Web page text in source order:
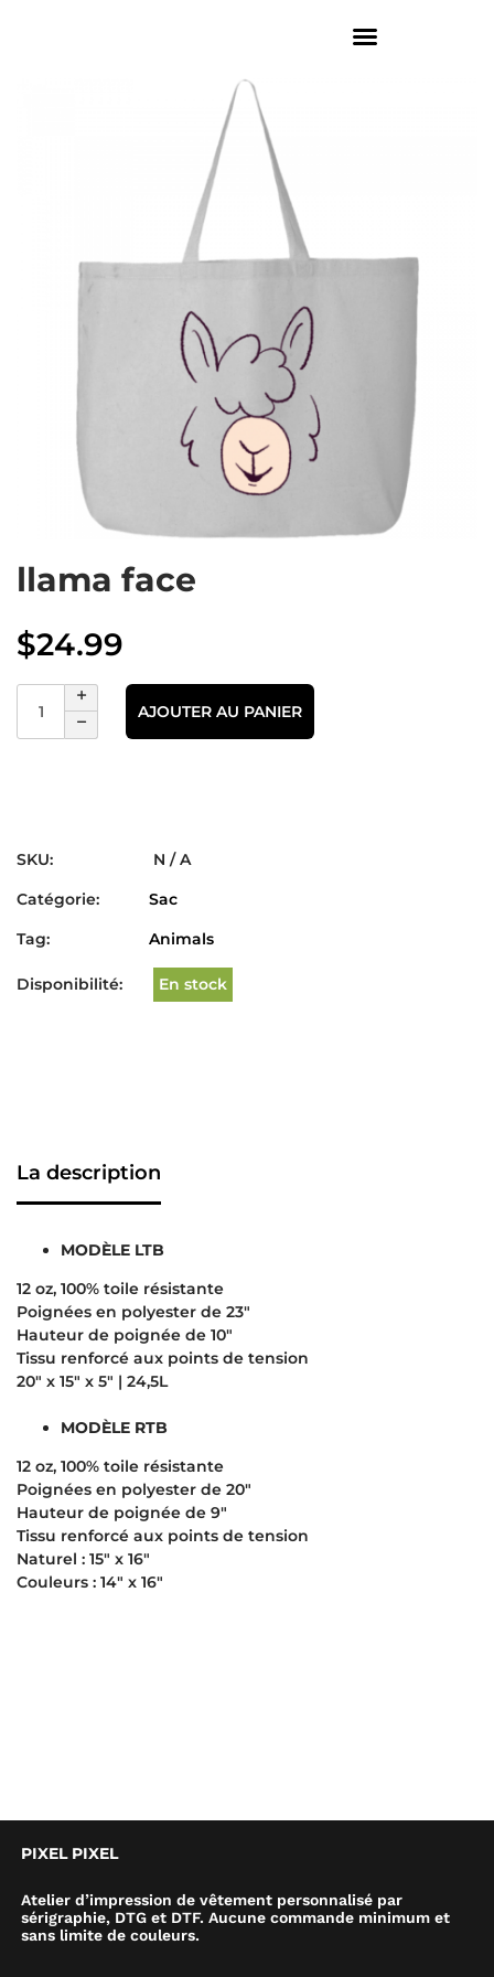
llama face
$24.99
AJOUTER AU PANIER
SKU:
N / A
Catégorie:
Sac
Tag:
Animals
Disponibilité: En stock
La description
MODÈLE LTB
12 oz, 100% toile résistante
Poignées en polyester de 23″
Hauteur de poignée de 10″
Tissu renforcé aux points de tension
20″ x 15″ x 5″ | 24,5L
MODÈLE RTB
12 oz, 100% toile résistante
Poignées en polyester de 20″
Hauteur de poignée de 9″
Tissu renforcé aux points de tension
Naturel : 15″ x 16″
Couleurs : 14″ x 16″
PIXEL PIXEL
Atelier d’impression de vêtement personnalisé par
sérigraphie, DTG et DTF. Aucune commande minimum et
sans limite de couleurs.